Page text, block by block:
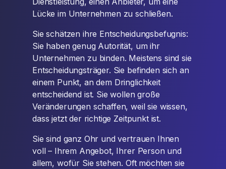
Lücke im Unternehmen zu schließen.
Sie schätzen ihre Entscheidungsbefugnis:
Sie haben genug Autorität, um ihr
Unternehmen zu binden. Meistens sind sie
Entscheidungsträger. Sie befinden sich an
einem Punkt, an dem Dringlichkeit
entscheidend ist. Sie wollen große
Veränderungen schaffen, weil sie wissen,
dass jetzt der richtige Zeitpunkt ist.
Sie sind ganz Ohr und vertrauen Ihnen
voll – Ihrem Angebot, Ihrer Person und
allem, wofür Sie stehen. Oft möchten sie